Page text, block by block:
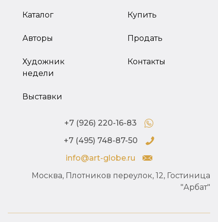
Каталог
Авторы
Художник
недели
Выставки
Купить
Продать
Контакты
+7 (926) 220-16-83
+7 (495) 748-87-50
info@art-globe.ru
Москва, Плотников переулок, 12, Гостиница
"Арбат"